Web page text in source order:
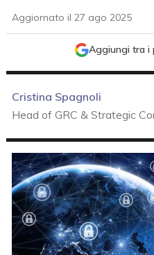
Aggiornato il 27 ago 2025
Aggiungi tra i
Cristina Spagnoli
Head of GRC & Strategic